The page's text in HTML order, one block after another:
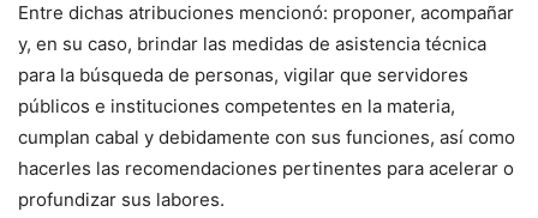
Entre dichas atribuciones mencionó: proponer, acompañar
y, en su caso, brindar las medidas de asistencia técnica
para la búsqueda de personas, vigilar que servidores
públicos e instituciones competentes en la materia,
cumplan cabal y debidamente con sus funciones, así como
hacerles las recomendaciones pertinentes para acelerar o
profundizar sus labores.